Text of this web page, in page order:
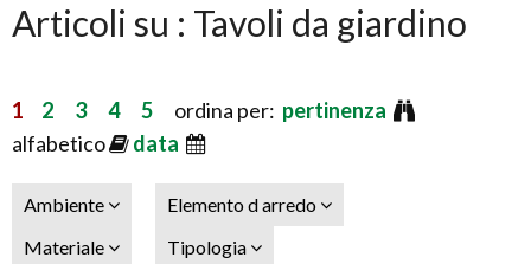
Articoli su : Tavoli da giardino
1 2 3 4 5 ordina per: pertinenza
alfabetico
data
Ambiente
Elemento d arredo
Materiale
Tipologia